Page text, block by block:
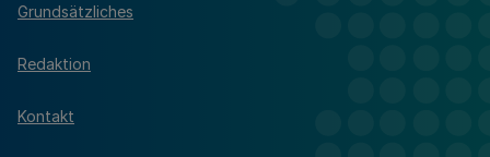
Grundsätzliches
Redaktion
Kontakt